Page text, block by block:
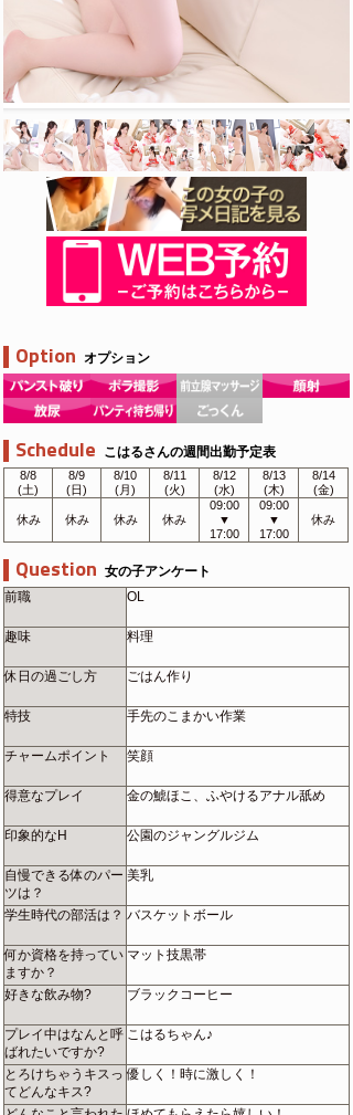
Option オプション
Schedule こはるさんの週間出勤予定表
8/8
(土)
8/9
(日)
8/10
(月)
8/11
(火)
8/12
(水)
8/13
(木)
8/14
(金)
休み 休み 休み 休み
09:00
▼
17:00
09:00
▼
17:00
休み
Question 女の子アンケート
前職
OL
趣味 料理
休日の過ごし方 ごはん作り
特技 手先のこまかい作業
チャームポイント 笑顔
得意なプレイ 金の鯱ほこ、ふやけるアナル舐め
印象的なH 公園のジャングルジム
自慢できる体のパー
ツは？
美乳
学生時代の部活は？ バスケットボール
何か資格を持ってい
ますか？
マット技黒帯
好きな飲み物? ブラックコーヒー
プレイ中はなんと呼
ばれたいですか?
こはるちゃん♪
とろけちゃうキスっ
てどんなキス?
優しく！時に激しく！